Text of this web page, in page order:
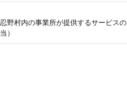
忍野村内の事業所が提供するサービス
当）